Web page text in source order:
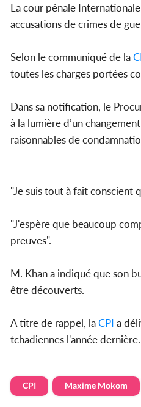
La cour pénale
accusations de crimes de
Selon le communiqué de la
toutes les charges portées
Dans sa notification, le
à la lumière d’un
raisonnables de
"Je suis tout à fait conscient
"J'espère que beaucoup
preuves".
M. Khan a indiqué que son
être découverts.
A titre de rappel, laCPI a
tchadiennes l'année dernière.
CPI Maxime Mokom